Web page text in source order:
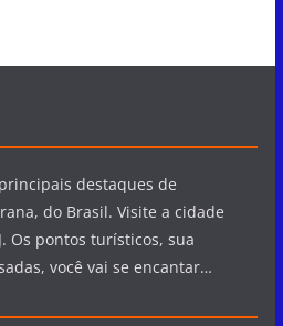
destaques de
do Brasil. Visite a cidade
Os pontos turísticos, sua
você vai se encantar…